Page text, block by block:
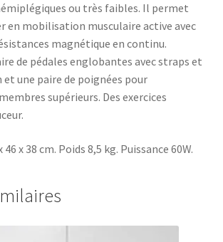
ou très faibles. Il permet
en mobilisation musculaire active avec
magnétique en continu.
de pédales englobantes avec straps et
une paire de poignées pour
supérieurs. Des exercices
x 38 cm. Poids 8,5 kg. Puissance 60W.